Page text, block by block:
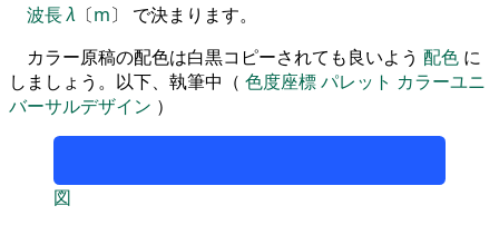
波長λ 〔m〕 で決まります。
カラー原稿の配色は白黒コピーされても良いよう 配色 に
しましょう。以下、執筆中（ 色度座標パレット カラーユニ
バーサルデザイン ）
図